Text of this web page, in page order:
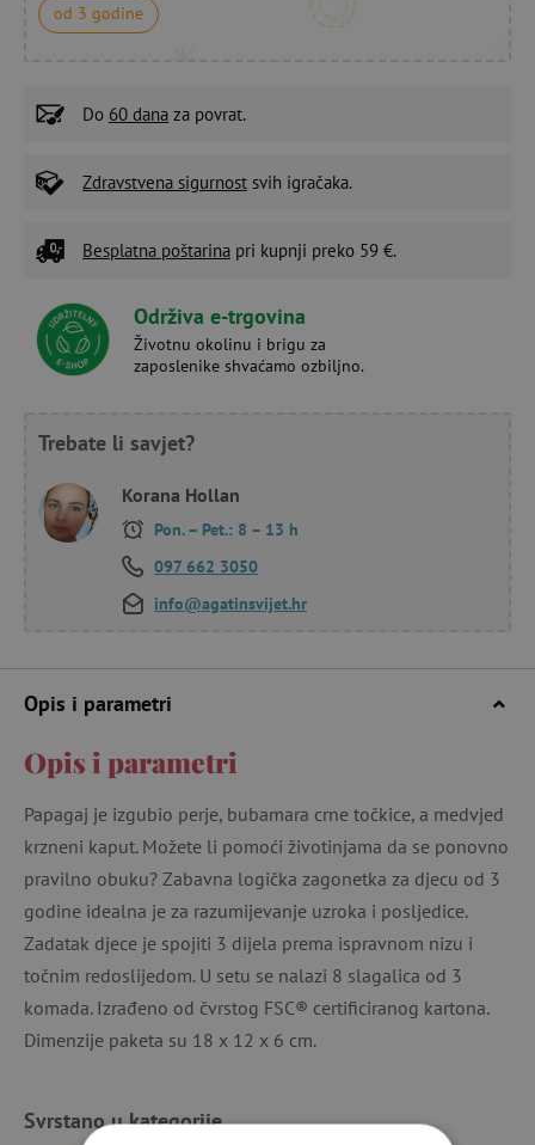
od 3 godine
Do 60 dana za povrat.
Zdravstvena sigurnost svih igračaka.
Besplatna poštarina pri kupnji preko 59 €.
Održiva e-trgovina
Životnu okolinu i brigu za
zaposlenike shvaćamo ozbiljno.
Trebate li savjet?
Korana Hollan
Pon. – Pet.: 8 – 13 h
097 662 3050
info@agatinsvijet.hr
Opis i parametri
Opis i parametri
Papagaj je izgubio perje, bubamara crne točkice, a medvjed
krzneni kaput. Možete li pomoći životinjama da se ponovno
pravilno obuku? Zabavna logička zagonetka za djecu od 3
godine idealna je za razumijevanje uzroka i posljedice.
Zadatak djece je spojiti 3 dijela prema ispravnom nizu i
točnim redoslijedom. U setu se nalazi 8 slagalica od 3
komada. Izrađeno od čvrstog FSC® certificiranog kartona.
Dimenzije paketa su 18 x 12 x 6 cm.
Svrstano u kategorije